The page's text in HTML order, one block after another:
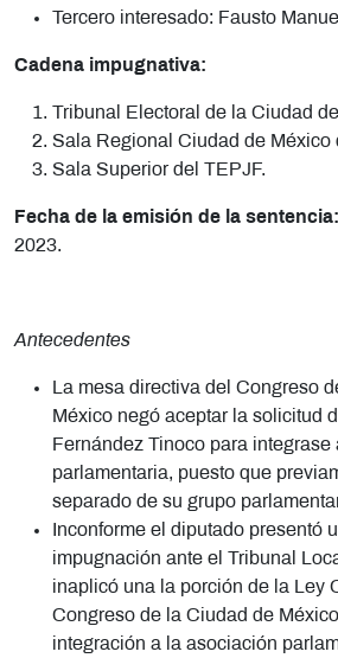
Tercero interesado: Fausto
Cadena impugnativa:
Tribunal Electoral de la Ciudad
Sala Regional Ciudad de México
Sala Superior del TEPJF.
Fecha de la emisión de la sentencia:
2023.
Antecedentes
La mesa directiva del Congreso
México negó aceptar la solicitud
Fernández Tinoco para integrase
parlamentaria, puesto que
separado de su grupo
Inconforme el diputado presentó
impugnación ante el Tribunal
inaplicó una la porción de la Ley
Congreso de la Ciudad de
integración a la asociación